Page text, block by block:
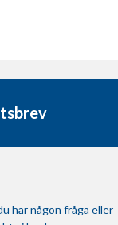
har någon fråga eller